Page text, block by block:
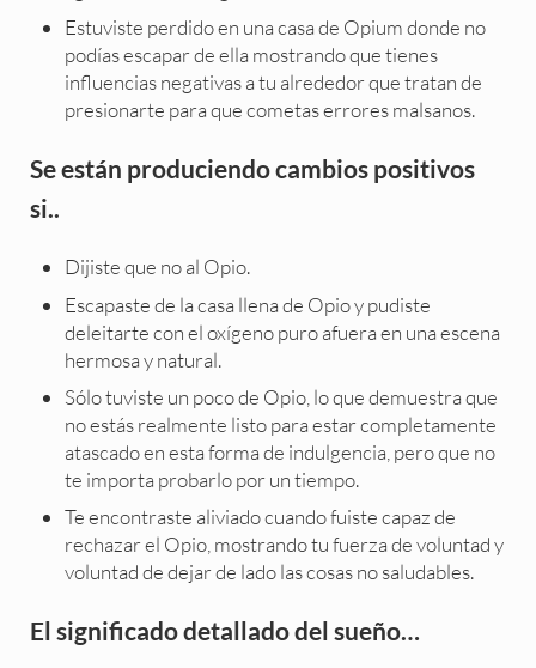
Estuviste perdido en una casa de Opium donde no
podías escapar de ella mostrando que tienes
influencias negativas a tu alrededor que tratan de
presionarte para que cometas errores malsanos.
Se están produciendo cambios positivos
si..
Dijiste que no al Opio.
Escapaste de la casa llena de Opio y pudiste
deleitarte con el oxígeno puro afuera en una escena
hermosa y natural.
Sólo tuviste un poco de Opio, lo que demuestra que
no estás realmente listo para estar completamente
atascado en esta forma de indulgencia, pero que no
te importa probarlo por un tiempo.
Te encontraste aliviado cuando fuiste capaz de
rechazar el Opio, mostrando tu fuerza de voluntad y
voluntad de dejar de lado las cosas no saludables.
El significado detallado del sueño…